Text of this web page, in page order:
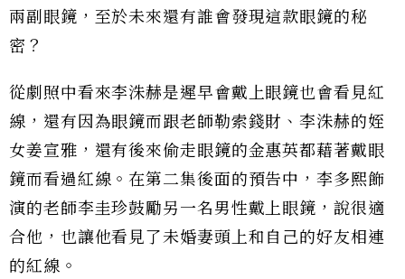
兩副眼鏡，至於未來還有誰會發現這款眼鏡的秘
密？
從劇照中看來李洙赫是遲早會戴上眼鏡也會看見紅
線，還有因為眼鏡而跟老師勒索錢財、李洙赫的姪
女姜宣雅，還有後來偷走眼鏡的金惠英都藉著戴眼
鏡而看過紅線。在第二集後面的預告中，李多熙飾
演的老師李圭珍鼓勵另一名男性戴上眼鏡，說很適
合他，也讓他看見了未婚妻頭上和自己的好友相連
的紅線。